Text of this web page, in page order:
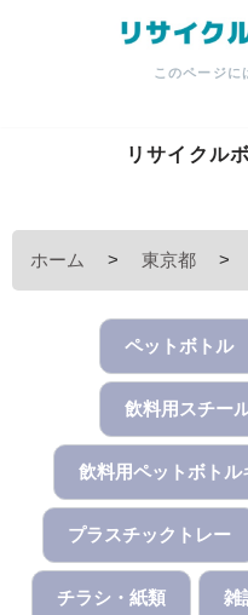
キ
ッ
このページに
リサイクル
ホーム > 東京都>
ペットボトル
飲料用スチー
飲料用ペットボトル
プラスチックトレー
チラシ・紙類 雑